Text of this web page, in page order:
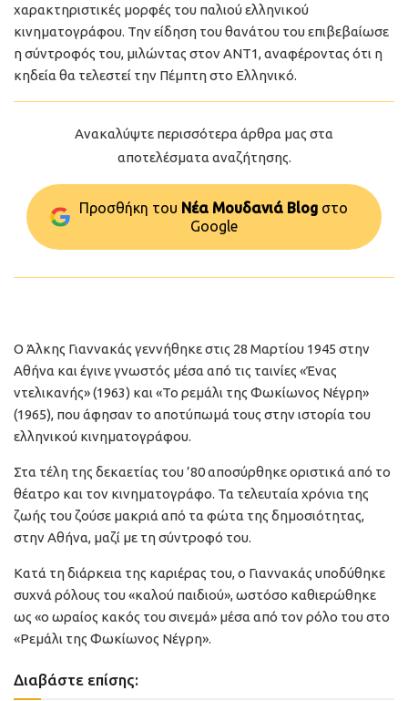
χαρακτηριστικές μορφές του παλιού ελληνικού
κινηματογράφου. Την είδηση του θανάτου του επιβεβαίωσε
η σύντροφός του, μιλώντας στον ΑΝΤ1, αναφέροντας ότι η
κηδεία θα τελεστεί την Πέμπτη στο Ελληνικό.
Ανακαλύψτε περισσότερα άρθρα μας στα
αποτελέσματα αναζήτησης.
Προσθήκη του Νέα Μουδανιά Blog στo
Google
Ο Άλκης Γιαννακάς γεννήθηκε στις 28 Μαρτίου 1945 στην
Αθήνα και έγινε γνωστός μέσα από τις ταινίες «Ένας
ντελικανής» (1963) και «Το ρεμάλι της Φωκίωνος Νέγρη»
(1965), που άφησαν το αποτύπωμά τους στην ιστορία του
ελληνικού κινηματογράφου.
Στα τέλη της δεκαετίας του ’80 αποσύρθηκε οριστικά από το
θέατρο και τον κινηματογράφο. Τα τελευταία χρόνια της
ζωής του ζούσε μακριά από τα φώτα της δημοσιότητας,
στην Αθήνα, μαζί με τη σύντροφό του.
Κατά τη διάρκεια της καριέρας του, ο Γιαννακάς υποδύθηκε
συχνά ρόλους του «καλού παιδιού», ωστόσο καθιερώθηκε
ως «ο ωραίος κακός του σινεμά» μέσα από τον ρόλο του στο
«Ρεμάλι της Φωκίωνος Νέγρη».
Διαβάστε επίσης: